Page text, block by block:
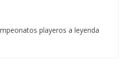
playeros a leyenda